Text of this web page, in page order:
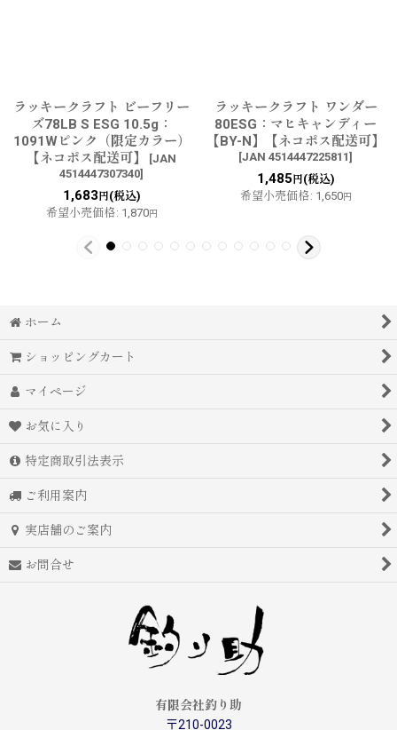
ラッキークラフト ビーフリー
ズ78LB S ESG 10.5g：
1091Wピンク（限定カラー）
【ネコポス配送可】
[JAN
4514447307340]
1,683 円(税込)
希望小売価格: 1,870円
ラッキークラフト ワンダー
80ESG：マヒキャンディー
【BY-N】【ネコポス配送可】
[JAN 4514447225811]
1,485 円(税込)
希望小売価格: 1,650円
ホーム
ショッピングカート
マイページ
お気に入り
特定商取引法表示
ご利用案内
実店舗のご案内
お問合せ
有限会社釣り助
〒210-0023